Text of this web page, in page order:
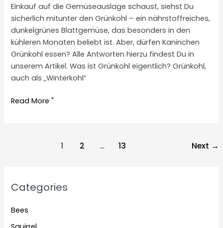
Einkauf auf die Gemüseauslage schaust, siehst Du
sicherlich mitunter den Grünkohl – ein nährstoffreiches,
dunkelgrünes Blattgemüse, das besonders in den
kühleren Monaten beliebt ist. Aber, dürfen Kaninchen
Grünkohl essen? Alle Antworten hierzu findest Du in
unserem Artikel. Was ist Grünkohl eigentlich? Grünkohl,
auch als „Winterkohl“
Are
Read More "
1 2 … 13 Next →
Categories
Bees